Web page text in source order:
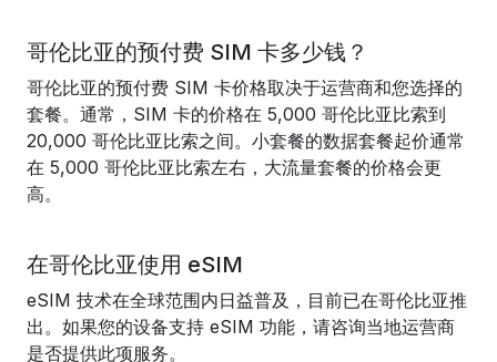
哥伦比亚的预付费 SIM 卡多少钱？
哥伦比亚的预付费 SIM 卡价格取决于运营商和您选择的
套餐。通常，SIM 卡的价格在 5,000 哥伦比亚比索到
20,000 哥伦比亚比索之间。小套餐的数据套餐起价通常
在 5,000 哥伦比亚比索左右，大流量套餐的价格会更
高。
在哥伦比亚使用 eSIM
eSIM 技术在全球范围内日益普及，目前已在哥伦比亚推
出。如果您的设备支持 eSIM 功能，请咨询当地运营商
是否提供此项服务。